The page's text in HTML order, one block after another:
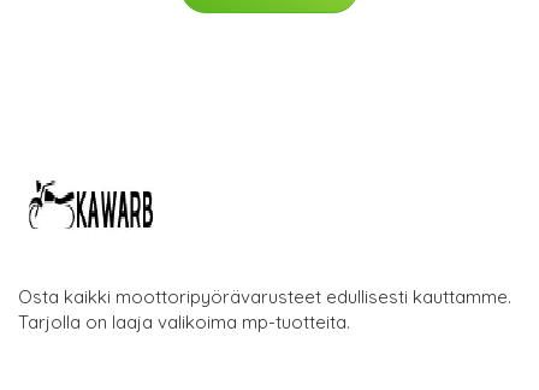
Osta kaikki moottoripyörävarusteet edullisesti kauttamme.
Tarjolla on laaja valikoima mp-tuotteita.